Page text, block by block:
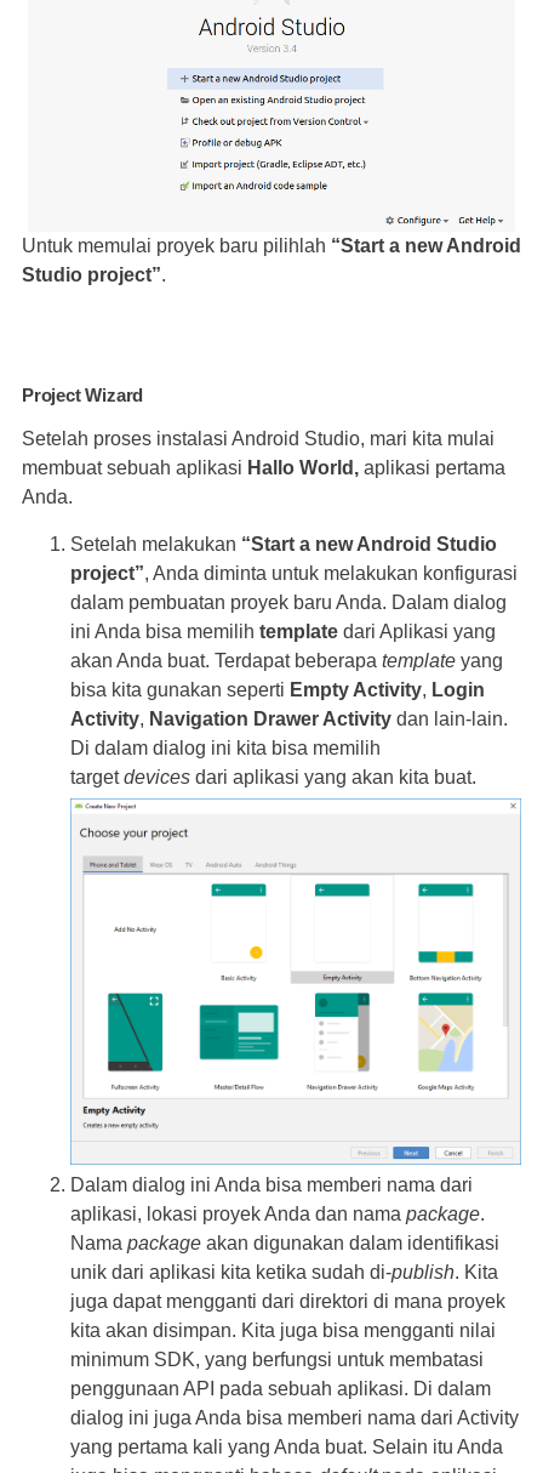
Untuk memulai proyek baru pilihlah “Start a new Android
Studio project”.
Project Wizard
Setelah proses instalasi Android Studio, mari kita mulai
membuat sebuah aplikasi Hallo World, aplikasi pertama
Anda.
Setelah melakukan “Start a new Android Studio
project”, Anda diminta untuk melakukan konfigurasi
dalam pembuatan proyek baru Anda. Dalam dialog
ini Anda bisa memilih template dari Aplikasi yang
akan Anda buat. Terdapat beberapa template yang
bisa kita gunakan seperti Empty Activity, Login
Activity, Navigation Drawer Activity dan lain-lain.
Di dalam dialog ini kita bisa memilih
targetdevices dari aplikasi yang akan kita buat.
Dalam dialog ini Anda bisa memberi nama dari
aplikasi, lokasi proyek Anda dan nama package.
Nama package akan digunakan dalam identifikasi
unik dari aplikasi kita ketika sudah di-publish. Kita
juga dapat mengganti dari direktori di mana proyek
kita akan disimpan. Kita juga bisa mengganti nilai
minimum SDK, yang berfungsi untuk membatasi
penggunaan API pada sebuah aplikasi. Di dalam
dialog ini juga Anda bisa memberi nama dari Activity
yang pertama kali yang Anda buat. Selain itu Anda